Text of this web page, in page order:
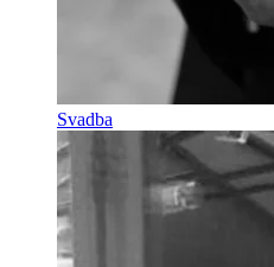
Svadba